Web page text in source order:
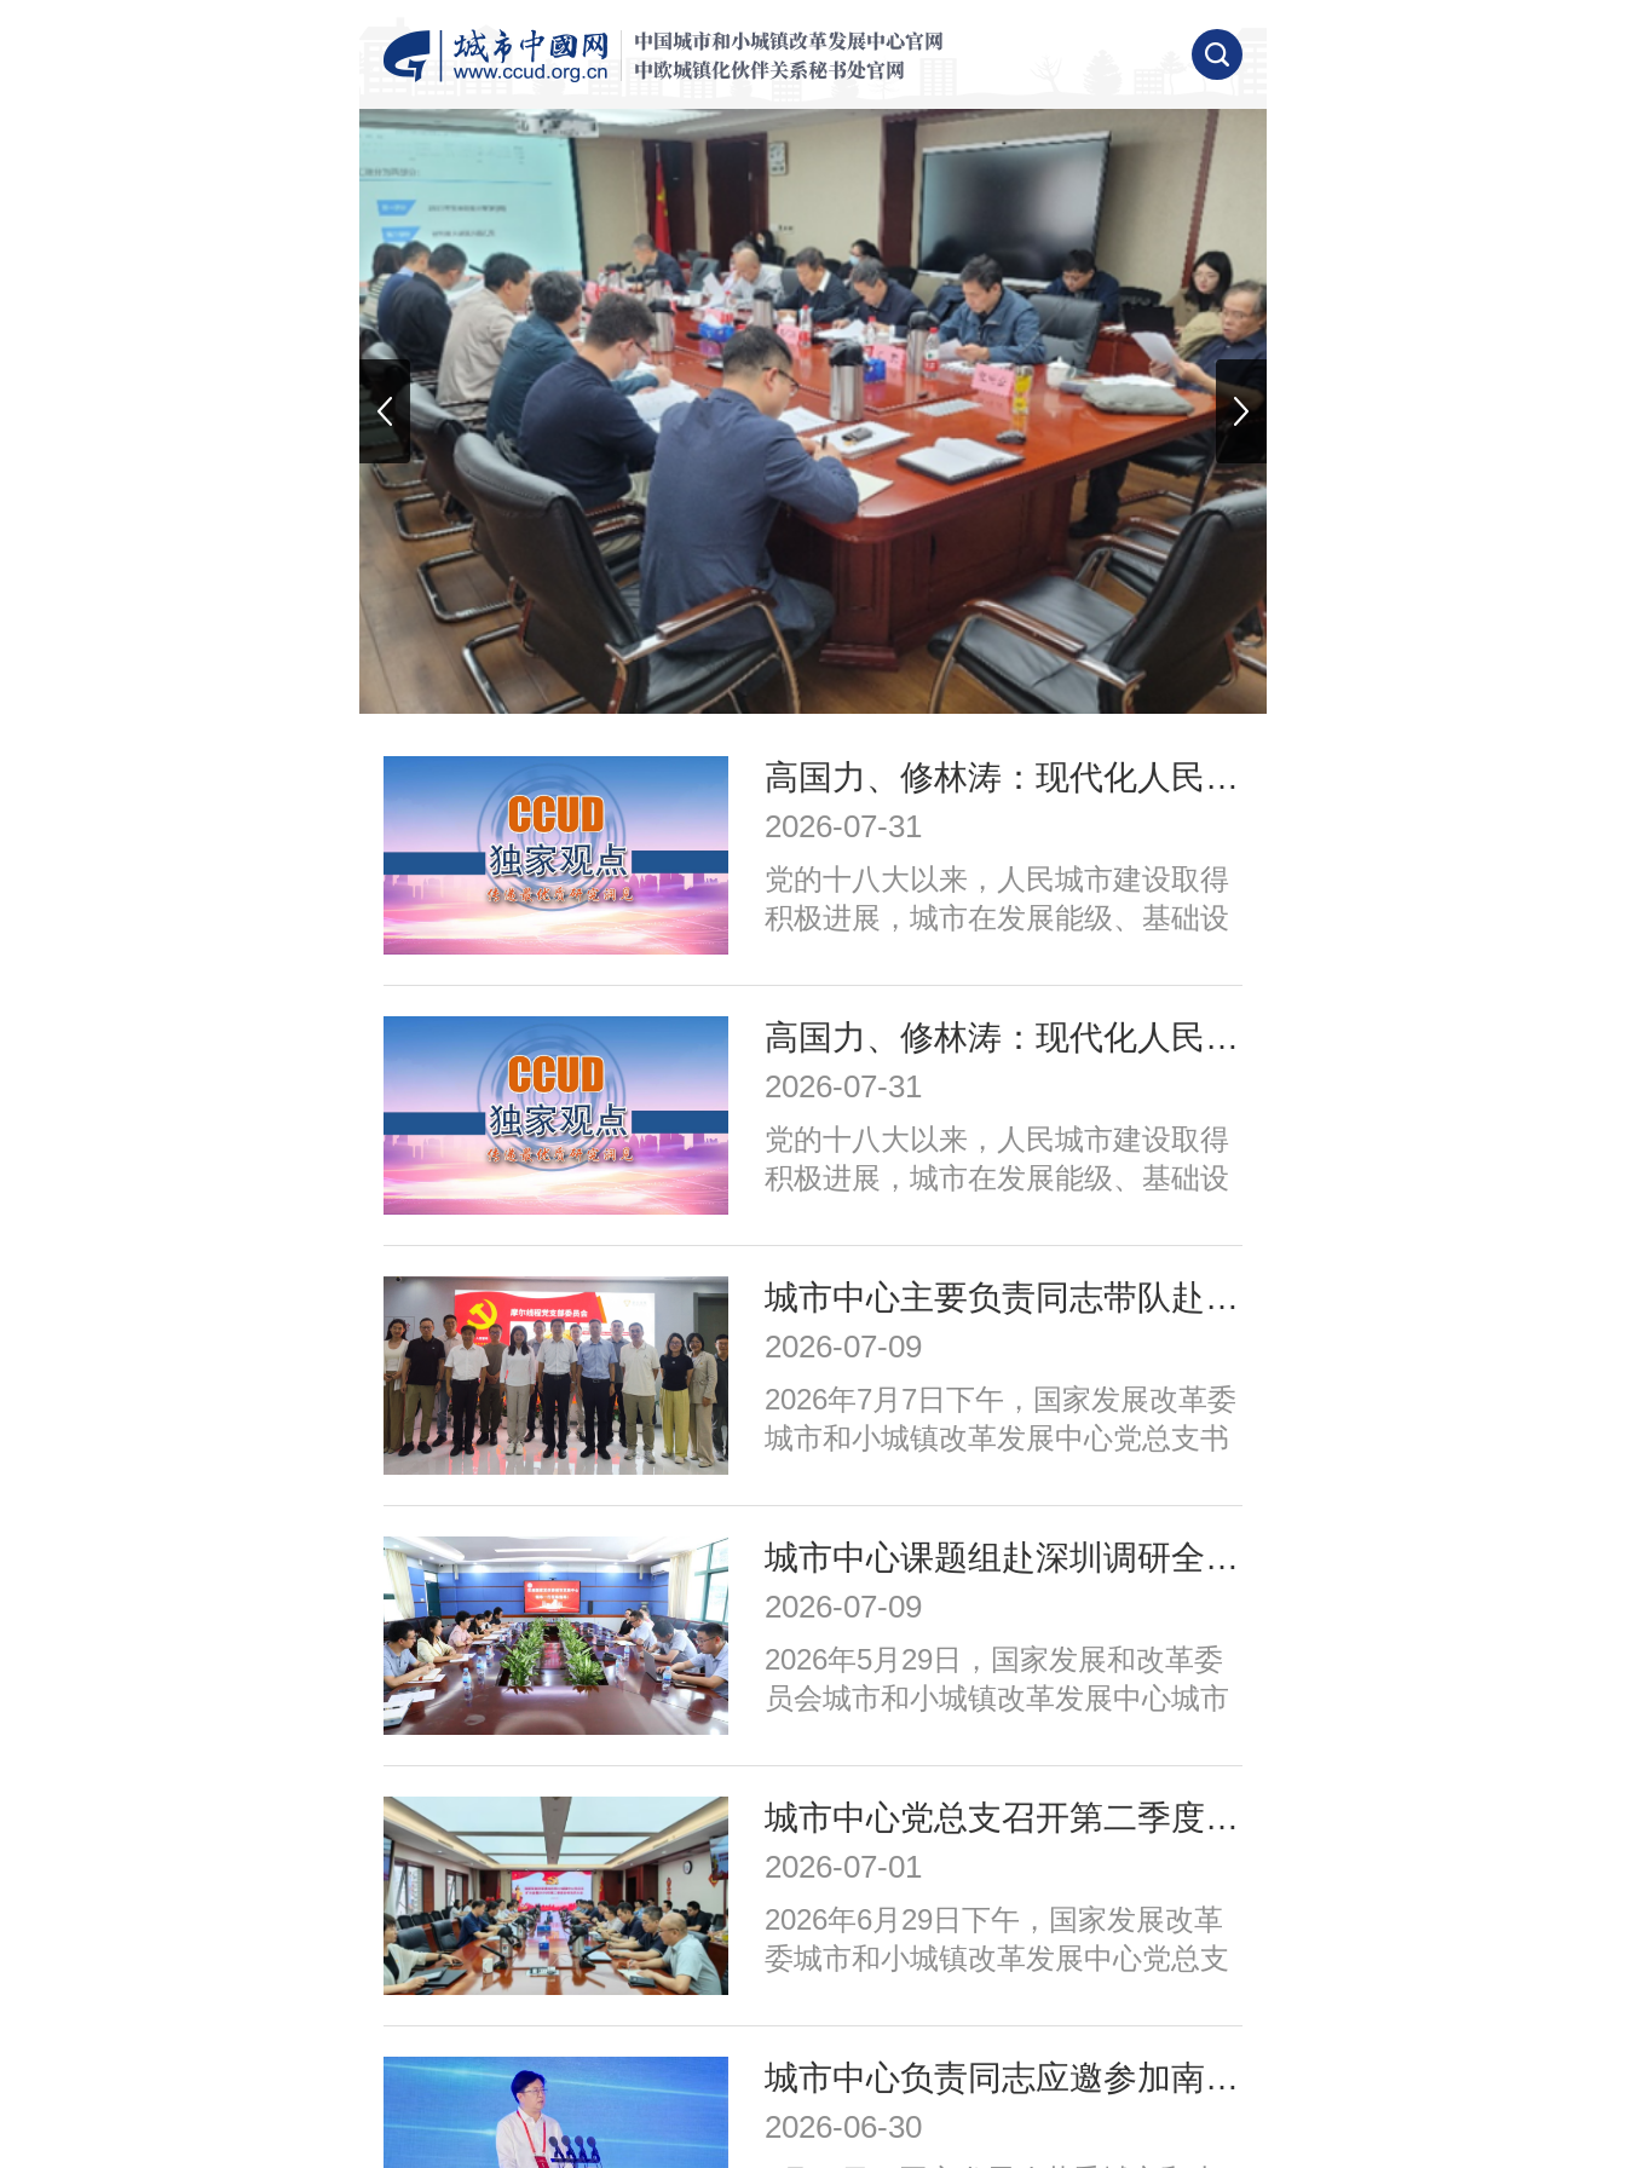
高国力、修林涛：现代化人民城市高质量发展的战略框架与政策体系
2026-07-31
党的十八大以来，人民城市建设取得
积极进展，城市在发展能级、基础设
治理、历史文化保护等方面取得积极
成效；同时，也面临着转变发展方
式、培育发展动能、提升功能品质、
推动精细治理、增强城市韧性等转型
发展任务。为实现以上目标，必须紧
城市、安全可靠的韧性城市、崇德向
善的文明城市、便捷高效的智慧城市
等重点任务，优化以构建新体系、培
育新动能、服务全年龄、保障全要素
为重点的政策体系，走出一条具有中
国特色的现代化城市道路。
高国力、修林涛：现代化人民城市高质量发展的战略框架与政策体系
2026-07-31
党的十八大以来，人民城市建设取得
积极进展，城市在发展能级、基础设
治理、历史文化保护等方面取得积极
成效；同时，也面临着转变发展方
式、培育发展动能、提升功能品质、
推动精细治理、增强城市韧性等转型
发展任务。为实现以上目标，必须紧
城市、安全可靠的韧性城市、崇德向
善的文明城市、便捷高效的智慧城市
等重点任务，优化以构建新体系、培
育新动能、服务全年龄、保障全要素
为重点的政策体系，走出一条具有中
国特色的现代化城市道路。
城市中心主要负责同志带队赴摩尔线程“夸娥”北京智算中心专题调研
2026-07-09
2026年7月7日下午，国家发展改革委
城市和小城镇改革发展中心党总支书
娥”北京智算中心开展专题调研。
城市中心课题组赴深圳调研全国人才大数据平台福田区学生学习力项目应用情况
2026-07-09
​2026年5月29日，国家发展和改革委
员会城市和小城镇改革发展中心城市
国人才大数据平台在基础教育学生学
习力评价领域的落地应用工作。
城市中心党总支召开第二季度全体党员大会
2026-07-01
2026年6月29日下午，国家发展改革
委城市和小城镇改革发展中心党总支
议由中心党总支书记、主任高国力主
持，中心党总支委员、各支部委员、
全体党员和积极分子参加。
城市中心负责同志应邀参加南京都市圈首次年中活动并在主场活动致辞
2026-06-30